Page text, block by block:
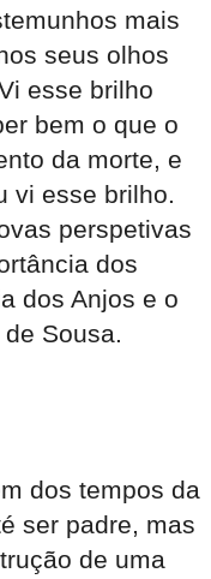
mais
seus olhos
esse brilho
bem o que o
da morte, e
vi esse brilho.
perspetivas
dos
dos Anjos e o
Sousa.
dos tempos da
ser padre, mas
de uma